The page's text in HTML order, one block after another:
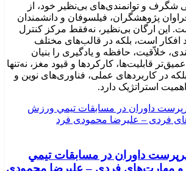
شگرف و توانمندی‌های بی‌نظیر خود، از
پژوهشگران، فیلسوفان و دانشمندان
این ارگان بی‌نظیر، نه‌فقط مرکز کنترل
است، بلکه در قالب‌های مختلف
خلاّقیت، حافظه و یادگیری را بنیان
قابلیت‌ها، کارکردها و قیود مغز، نه‌تنها
در کاربردهای عملی، فناوری‌های نوین و
استراتژیک دارد.
داوران در مسابقات تیمي
مهارت‌های فردی – علیرضا محمودی